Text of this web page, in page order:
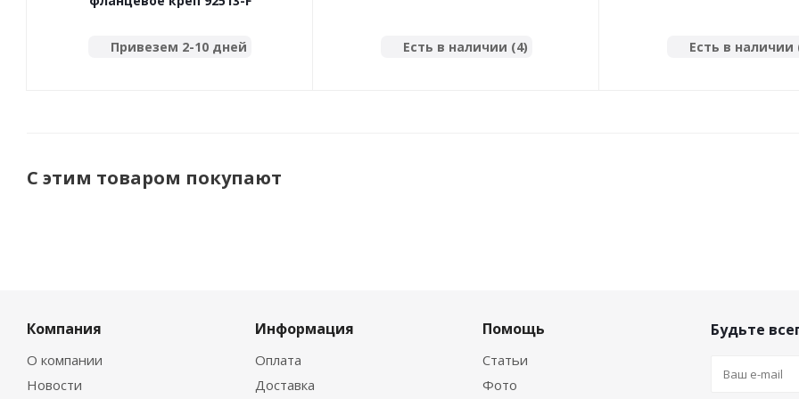
Привезем 2-10 дней Есть в наличии (4) Есть в наличии
С этим товаром покупают
Компания
О компании
Новости
Информация
Оплата
Доставка
Помощь
Статьи
Фото
Будьте